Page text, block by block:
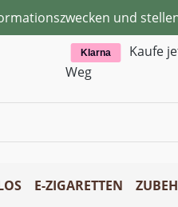
und
Klarna
Kaufe
Weg
E-ZIGARETTEN